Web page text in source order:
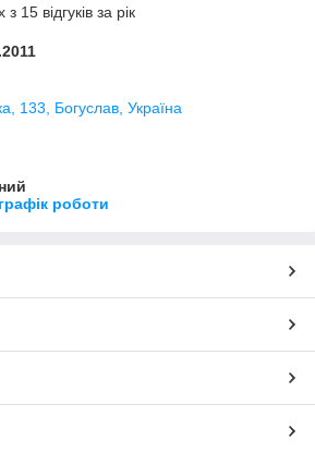
15 відгуків за рік
133, Богуслав, Україна
роботи